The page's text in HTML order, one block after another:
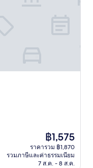
ราคา
ปัจจุบัน
คือ
฿1,575
฿1,575
ราคารวม ฿1,870
รวมภาษีและค่าธรรมเนียม
7 ส.ค. - 8 ส.ค.